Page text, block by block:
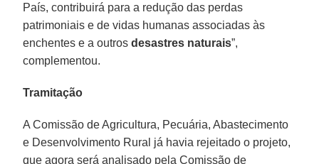
País, contribuirá para a redução das perdas
patrimoniais e de vidas humanas associadas às
enchentes e a outrosdesastres naturais”,
complementou.
Tramitação
A Comissão de Agricultura, Pecuária, Abastecimento
e Desenvolvimento Rural já havia rejeitado o projeto,
que agora será analisado pela Comissão de